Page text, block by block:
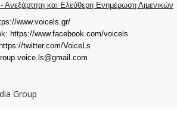
Ανεξάρτητη και Ελεύθερη Ενημέρωση Λιμενικών
www.voicels.gr/
https://www.facebook.com/voicels
https://twitter.com/VoiceLs
Group